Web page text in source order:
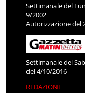
Settimanale del
9/2002
Autorizzazione del
Settimanale del
del 4/10/2016
REDAZIONE